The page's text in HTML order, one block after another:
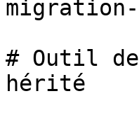
# Outil
hérité